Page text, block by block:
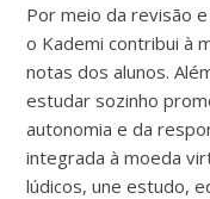
Por meio da revisão
o Kademi contribui à
notas dos alunos.
estudar sozinho
autonomia e da
integrada à moeda
lúdicos, une estudo,